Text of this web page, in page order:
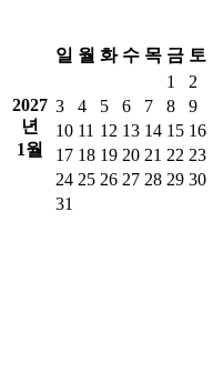
2027
년
1월
일 월 화 수 목 금 토
1
2
3
4 5 6 7 8
9
10 11 12 13 14 15 16
17 18 19 20 21 22 23
24 25 26 27 28 29 30
31